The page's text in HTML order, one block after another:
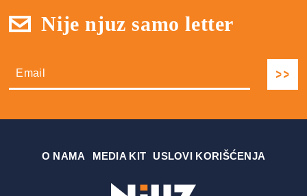
Nije njuz samo letter
О NAMA MEDIA KIT USLOVI KORIŠĆENJA